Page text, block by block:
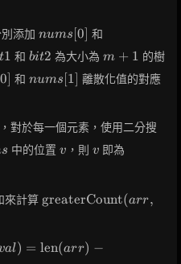
別添加 nums[0]
nums [0] 和
t1 和 bit2
bit2 為大小為 m+1
m + 1 的樹
0 和 nums[1]
nums 1 離散化值的對應
對於每一個元素，使用二分搜
s 中的位置 v
v ，則 v
v 即為
來計算 \text{greaterCount}
(arr, val)
greaterCount(arr,
al) = len(arr) −